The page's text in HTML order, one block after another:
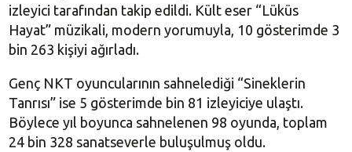
izleyici tarafından takip edildi. Kült eser “Lüküs
Hayat” müzikali, modern yorumuyla, 10 gösterimde 3
bin 263 kişiyi ağırladı.
Genç NKT oyuncularının sahnelediği “Sineklerin
Tanrısı” ise 5 gösterimde bin 81 izleyiciye ulaştı.
Böylece yıl boyunca sahnelenen 98 oyunda, toplam
24 bin 328 sanatseverle buluşulmuş oldu.